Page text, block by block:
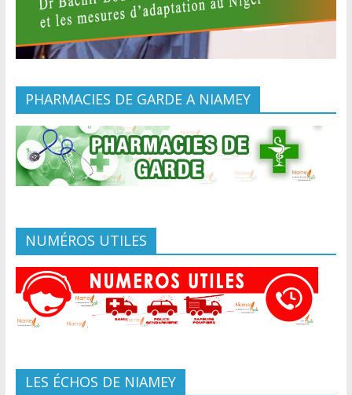
PHARMACIES DE GARDE A NIAMEY
NUMÉROS UTILES
LES ÉCHOS DE NIAMEY